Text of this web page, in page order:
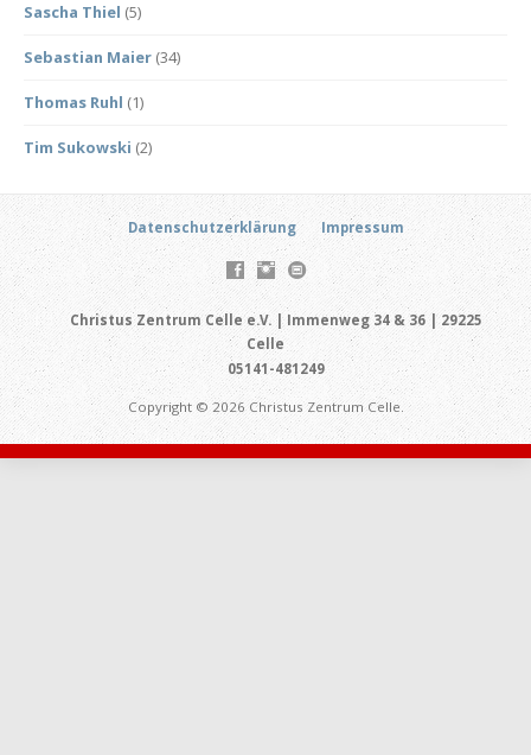
Sascha Thiel (5)
Sebastian Maier (34)
Thomas Ruhl (1)
Tim Sukowski (2)
Datenschutzerklärung Impressum
Christus Zentrum Celle e.V. | Immenweg 34 & 36 | 29225
Celle
05141-481249
Copyright © 2026 Christus Zentrum Celle.